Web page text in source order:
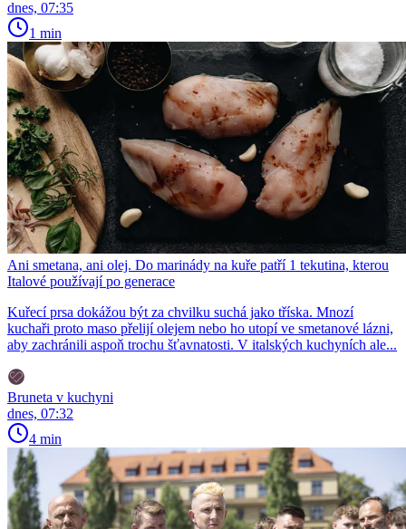
dnes, 07:35
1 min
Ani smetana, ani olej. Do marinády na kuře patří 1 tekutina, kterou
Italové používají po generace
Kuřecí prsa dokážou být za chvilku suchá jako tříska. Mnozí
kuchaři proto maso přelijí olejem nebo ho utopí ve smetanové lázni,
aby zachránili aspoň trochu šťavnatosti. V italských kuchyních ale...
Bruneta v kuchyni
dnes, 07:32
4 min